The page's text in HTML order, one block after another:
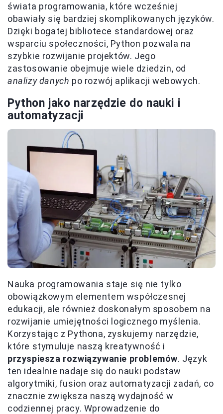
świata programowania, które wcześniej
obawiały się bardziej skomplikowanych języków.
Dzięki bogatej bibliotece standardowej oraz
wsparciu społeczności, Python pozwala na
szybkie rozwijanie projektów. Jego
zastosowanie obejmuje wiele dziedzin, od
analizy danych po rozwój aplikacji webowych.
Python jako narzędzie do nauki i
automatyzacji
Nauka programowania staje się nie tylko
obowiązkowym elementem współczesnej
edukacji, ale również doskonałym sposobem na
rozwijanie umiejętności logicznego myślenia.
Korzystając z Pythona, zyskujemy narzędzie,
które stymuluje naszą kreatywność i
przyspiesza rozwiązywanie problemów. Język
ten idealnie nadaje się do nauki podstaw
algorytmiki, fusion oraz automatyzacji zadań, co
znacznie zwiększa naszą wydajność w
codziennej pracy. Wprowadzenie do